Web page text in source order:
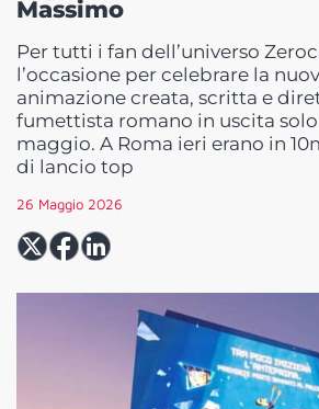
Massimo
Per tutti i fan dell’universo
l’occasione per celebrare la
animazione creata, scritta e
fumettista romano in uscita
maggio. A Roma ieri erano in
di lancio top
26 Maggio 2026